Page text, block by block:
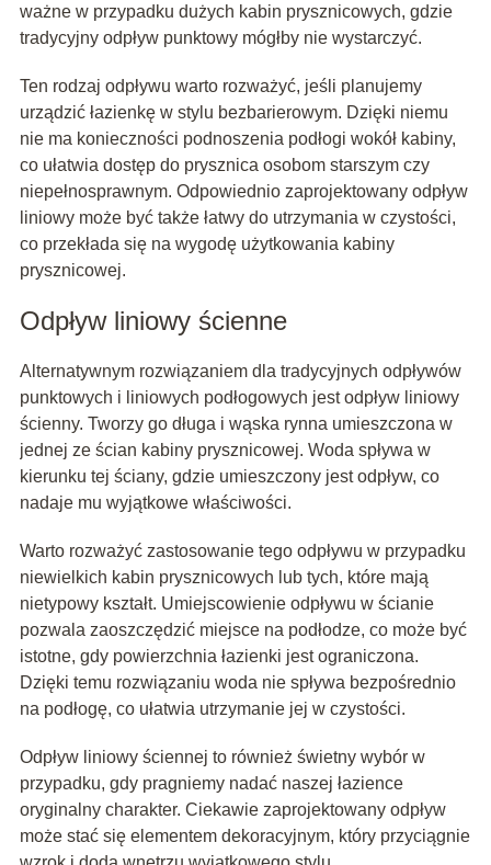
ważne w przypadku dużych kabin prysznicowych, gdzie
tradycyjny odpływ punktowy mógłby nie wystarczyć.
Ten rodzaj odpływu warto rozważyć, jeśli planujemy
urządzić łazienkę w stylu bezbarierowym. Dzięki niemu
nie ma konieczności podnoszenia podłogi wokół kabiny,
co ułatwia dostęp do prysznica osobom starszym czy
niepełnosprawnym. Odpowiednio zaprojektowany odpływ
liniowy może być także łatwy do utrzymania w czystości,
co przekłada się na wygodę użytkowania kabiny
prysznicowej.
Odpływ liniowy ścienne
Alternatywnym rozwiązaniem dla tradycyjnych odpływów
punktowych i liniowych podłogowych jest odpływ liniowy
ścienny. Tworzy go długa i wąska rynna umieszczona w
jednej ze ścian kabiny prysznicowej. Woda spływa w
kierunku tej ściany, gdzie umieszczony jest odpływ, co
nadaje mu wyjątkowe właściwości.
Warto rozważyć zastosowanie tego odpływu w przypadku
niewielkich kabin prysznicowych lub tych, które mają
nietypowy kształt. Umiejscowienie odpływu w ścianie
pozwala zaoszczędzić miejsce na podłodze, co może być
istotne, gdy powierzchnia łazienki jest ograniczona.
Dzięki temu rozwiązaniu woda nie spływa bezpośrednio
na podłogę, co ułatwia utrzymanie jej w czystości.
Odpływ liniowy ściennej to również świetny wybór w
przypadku, gdy pragniemy nadać naszej łazience
oryginalny charakter. Ciekawie zaprojektowany odpływ
może stać się elementem dekoracyjnym, który przyciągnie